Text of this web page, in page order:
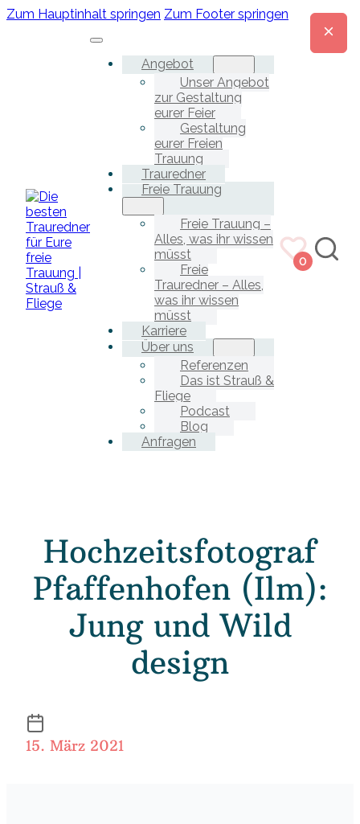
Zum Hauptinhalt springen Zum Footer springen
Angebot
Unser Angebot
zur Gestaltung
eurer Feier
Gestaltung
eurer Freien
Trauung
Trauredner
Freie Trauung
Freie Trauung –
Alles, was ihr wissen
müsst
Freie
Trauredner – Alles,
was ihr wissen
müsst
Karriere
Über uns
Referenzen
Das ist Strauß &
Fliege
Podcast
Blog
Anfragen
0
Hochzeitsfotograf
Pfaffenhofen (Ilm):
Jung und Wild
design
15. März 2021